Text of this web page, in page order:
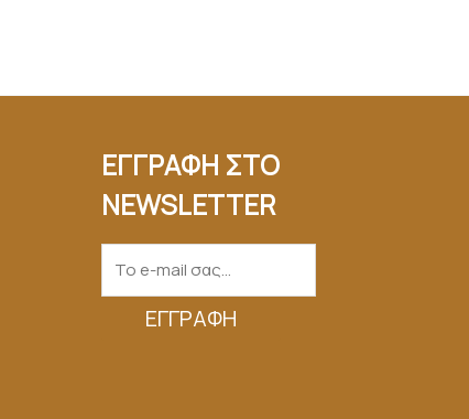
ΕΓΓΡΑΦΗ ΣΤΟ
NEWSLETTER
ΕΓΓΡΑΦΉ